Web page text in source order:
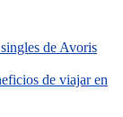
de viajar en